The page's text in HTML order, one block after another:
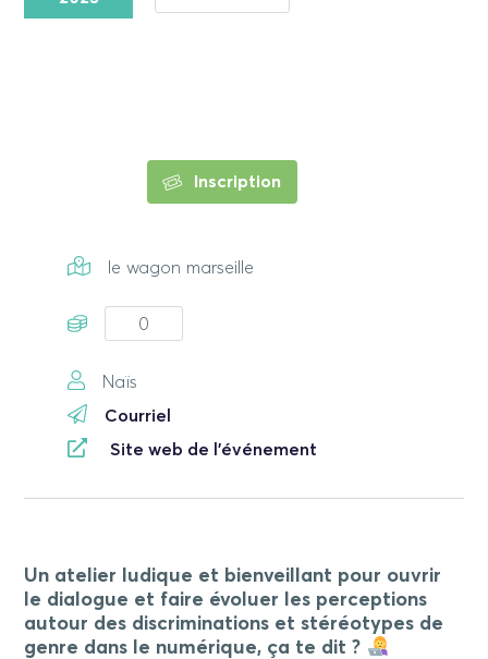
Inscription
le wagon marseille
0
Naïs
Courriel
Site web de l'événement
Un atelier ludique et bienveillant pour ouvrir
le dialogue et faire évoluer les perceptions
autour des discriminations et stéréotypes de
genre dans le numérique, ça te dit ?